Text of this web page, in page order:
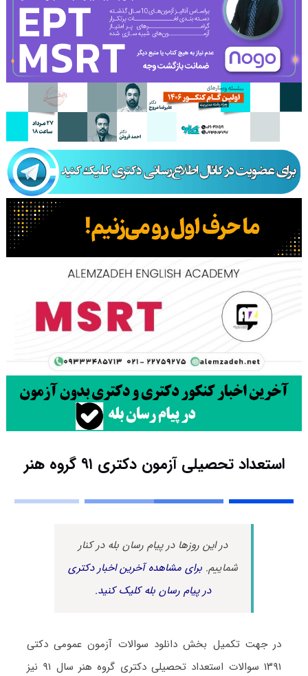
استعداد تحصیلی آزمون دکتری ۹۱ گروه هنر
در این روزها در پیام رسان بله در کنار
شماییم.برای مشاهده آخرین اخبار دکتری
در پیام رسان بله کلیک کنید.
در جهت تکمیل بخش دانلود سوالات آزمون عمومی دکتی
۱۳۹۱ سوالات استعداد تحصیلی دکتری گروه هنر سال ۹۱ نیز